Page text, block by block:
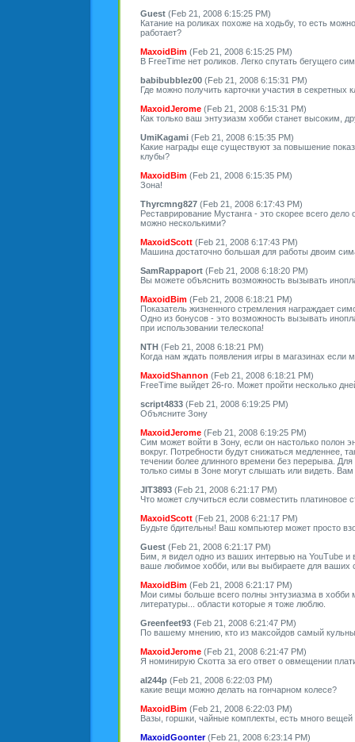
Guest (Feb 21, 2008 6:15:25 PM)
Катание на роликах похоже на ходьбу, то есть
работает?
MaxoidBim (Feb 21, 2008 6:15:25 PM)
В FreeTime нет роликов. Легко спутать бегущего
babibubblez00 (Feb 21, 2008 6:15:31 PM)
Где можно получить карточки участия в секретных
MaxoidJerome (Feb 21, 2008 6:15:31 PM)
Как только ваш энтузиазм хобби станет высоким,
UmiKagami (Feb 21, 2008 6:15:35 PM)
Какие награды еще существуют за повышение
клубы?
MaxoidBim (Feb 21, 2008 6:15:35 PM)
Зона!
Thyrcmng827 (Feb 21, 2008 6:17:43 PM)
Реставрирование Мустанга - это скорее всего
можно несколькими?
MaxoidScott (Feb 21, 2008 6:17:43 PM)
Машина достаточно большая для работы двоим
SamRappaport (Feb 21, 2008 6:18:20 PM)
Вы можете объяснить возможность вызывать
MaxoidBim (Feb 21, 2008 6:18:21 PM)
Показатель жизненного стремления награждает
Одно из бонусов - это возможность вызывать
при использовании телескопа!
NTH (Feb 21, 2008 6:18:21 PM)
Когда нам ждать появления игры в магазинах
MaxoidShannon (Feb 21, 2008 6:18:21 PM)
FreeTime выйдет 26-го. Может пройти несколько
script4833 (Feb 21, 2008 6:19:25 PM)
Объясните Зону
MaxoidJerome (Feb 21, 2008 6:19:25 PM)
Сим может войти в Зону, если он настолько полон
вокруг. Потребности будут снижаться медленнее,
течении более длинного времени без перерыва.
только симы в Зоне могут слышать или видеть. Вам
JIT3893 (Feb 21, 2008 6:21:17 PM)
Что может случиться если совместить платиновое
MaxoidScott (Feb 21, 2008 6:21:17 PM)
Будьте бдительны! Ваш компьютер может просто
Guest (Feb 21, 2008 6:21:17 PM)
Бим, я видел одно из ваших интервью на YouTube
ваше любимое хобби, или вы выбираете для ваших
MaxoidBim (Feb 21, 2008 6:21:17 PM)
Мои симы больше всего полны энтузиазма в
литературы... области которые я тоже люблю.
Greenfeet93 (Feb 21, 2008 6:21:47 PM)
По вашему мнению, кто из максойдов самый
MaxoidJerome (Feb 21, 2008 6:21:47 PM)
Я номинирую Скотта за его ответ о овмещении
al244p (Feb 21, 2008 6:22:03 PM)
какие вещи можно делать на гончарном колесе?
MaxoidBim (Feb 21, 2008 6:22:03 PM)
Вазы, горшки, чайные комплекты, есть много
MaxoidGoonter(Feb 21, 2008 6:23:14 PM)